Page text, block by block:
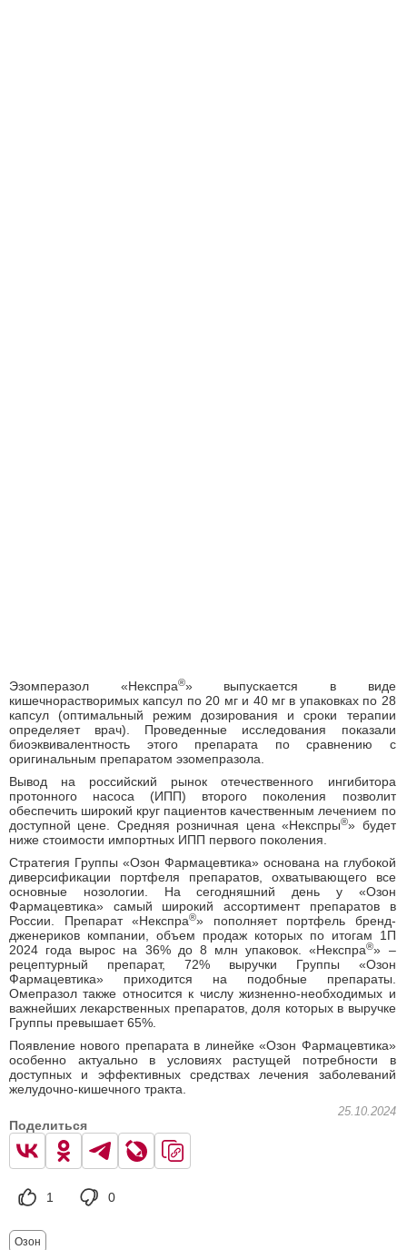
Эзомперазол «Некспра®» выпускается в виде
кишечнорастворимых капсул по 20 мг и 40 мг в упаковках по 28
капсул (оптимальный режим дозирования и сроки терапии
определяет врач). Проведенные исследования показали
биоэквивалентность этого препарата по сравнению с
оригинальным препаратом эзомепразола.
Вывод на российский рынок отечественного ингибитора
протонного насоса (ИПП) второго поколения позволит
обеспечить широкий круг пациентов качественным лечением по
доступной цене. Средняя розничная цена «Некспры®» будет
ниже стоимости импортных ИПП первого поколения.
Стратегия Группы «Озон Фармацевтика» основана на глубокой
диверсификации портфеля препаратов, охватывающего все
основные нозологии. На сегодняшний день у «Озон
Фармацевтика» самый широкий ассортимент препаратов в
России. Препарат «Некспра®» пополняет портфель бренд-
дженериков компании, объем продаж которых по итогам 1П
2024 года вырос на 36% до 8 млн упаковок. «Некспра®» –
рецептурный препарат, 72% выручки Группы «Озон
Фармацевтика» приходится на подобные препараты.
Омепразол также относится к числу жизненно-необходимых и
важнейших лекарственных препаратов, доля которых в выручке
Группы превышает 65%.
Появление нового препарата в линейке «Озон Фармацевтика»
особенно актуально в условиях растущей потребности в
доступных и эффективных средствах лечения заболеваний
желудочно-кишечного тракта.
25.10.2024
Поделиться
1 0
Озон